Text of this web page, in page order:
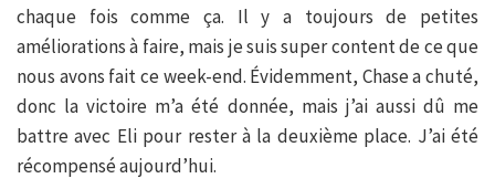
chaque fois comme ça. Il y a toujours de petites
améliorations à faire, mais je suis super content de ce que
nous avons fait ce week-end. Évidemment, Chase a chuté,
donc la victoire m’a été donnée, mais j’ai aussi dû me
battre avec Eli pour rester à la deuxième place. J’ai été
récompensé aujourd’hui.